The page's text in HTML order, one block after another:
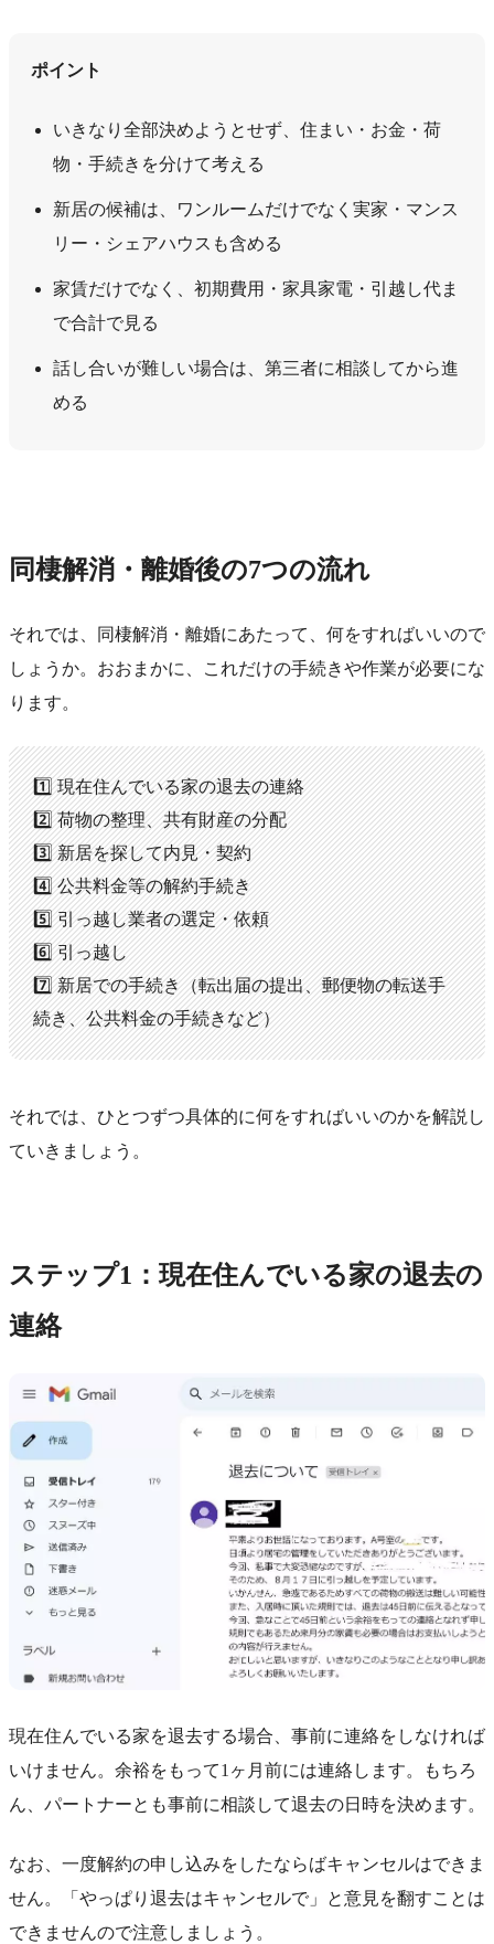
ポイント
いきなり全部決めようとせず、住まい・お金・荷
物・手続きを分けて考える
新居の候補は、ワンルームだけでなく実家・マンス
リー・シェアハウスも含める
家賃だけでなく、初期費用・家具家電・引越し代ま
で合計で見る
話し合いが難しい場合は、第三者に相談してから進
める
同棲解消・離婚後の7つの流れ
それでは、同棲解消・離婚にあたって、何をすればいいので
しょうか。おおまかに、これだけの手続きや作業が必要にな
ります。
1️⃣ 現在住んでいる家の退去の連絡
2️⃣ 荷物の整理、共有財産の分配
3️⃣ 新居を探して内見・契約
4️⃣ 公共料金等の解約手続き
5️⃣ 引っ越し業者の選定・依頼
6️⃣ 引っ越し
7️⃣ 新居での手続き（転出届の提出、郵便物の転送手
続き、公共料金の手続きなど）
それでは、ひとつずつ具体的に何をすればいいのかを解説し
ていきましょう。
ステップ1：現在住んでいる家の退去の
連絡
現在住んでいる家を退去する場合、事前に連絡をしなければ
いけません。余裕をもって1ヶ月前には連絡します。もちろ
ん、パートナーとも事前に相談して退去の日時を決めます。
なお、一度解約の申し込みをしたならばキャンセルはできま
せん。「やっぱり退去はキャンセルで」と意見を翻すことは
できませんので注意しましょう。